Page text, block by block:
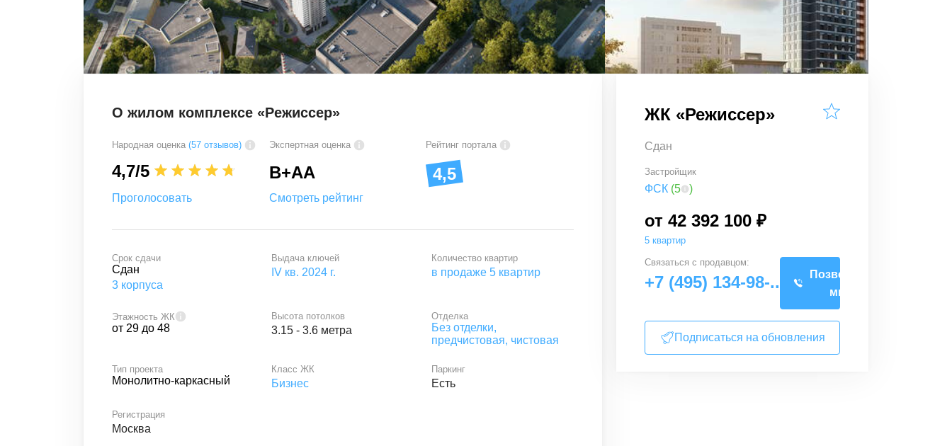
О жилом комплексе «Режиссер»
Народная оценка (57 отзывов)
4,7/5
Проголосовать
Экспертная оценка
B+AA
Смотреть рейтинг
Рейтинг портала
4,5
Срок сдачи
Сдан
3 корпуса
Выдача ключей
IV кв. 2024 г.
Количество квартир
в продаже 5 квартир
Этажность ЖК
от 29 до 48
Высота потолков
3.15 - 3.6 метра
Отделка
Без отделки,
предчистовая, чистовая
Тип проекта
Монолитно-каркасный
Класс ЖК
Бизнес
Паркинг
Есть
Регистрация
Москва
ЖК «Режиссер»
Сдан
Застройщик
ФСК (5 )
от 42 392 100 ₽
5 квартир
Связаться с продавцом:
+7 (495) 134-98-..
Позвоните
мне
Подписаться на обновления